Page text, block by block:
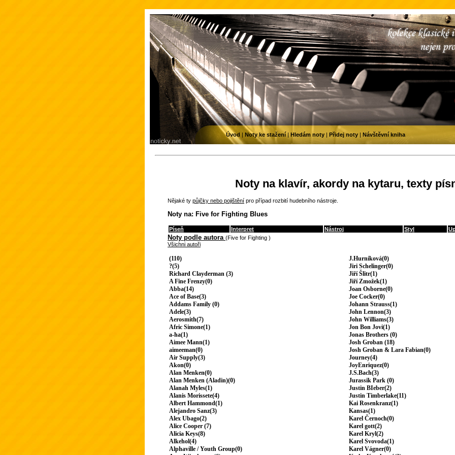
Noty na klavír, akordy na kytaru, texty
Nějaké ty půjčky nebo pojištění pro případ rozbití hudebního nástroje.
Noty na: Five for Fighting Blues
Píseň Interpret Nástroj Styl
Noty podle autora (Five for Fighting )
Všichni autoři
(110)
?(5)
Richard Clayderman (3)
A Fine Frenzy(0)
Abba(14)
Ace of Base(3)
Addams Family (0)
Adele(3)
Aerosmith(7)
Afric Simone(1)
a-ha(1)
Aimee Mann(1)
aimeeman(0)
Air Supply(3)
Akon(0)
Alan Menken(0)
Alan Menken (Aladin)(0)
Alanah Myles(1)
Alanis Morissete(4)
Albert Hammond(1)
Alejandro Sanz(3)
Alex Ubago(2)
Alice Cooper (7)
Alicia Keys(8)
Alkehol(4)
Alphaville / Youth Group(0)
J.Hurníková(0)
Jiri Schelinger(0)
Jiří Šlitr(1)
Jiří Zmožek(1)
Joan Osborne(0)
Joe Cocker(0)
Johann Strauss(1)
John Lennon(3)
John Williams(3)
Jon Bon Jovi(1)
Jonas Brothers (0)
Josh Groban (18)
Josh Groban & Lara Fabian(0)
Journey(4)
JoyEnriquez(0)
J.S.Bach(3)
Jurassik Park (0)
Justin BIeber(2)
Justin Timberlake(11)
Kai Rosenkranz(1)
Kansas(1)
Karel Černoch(0)
Karel gott(2)
Karel Kryl(2)
Karel Svovoda(1)
Karel Vágner(0)
Úvod | Noty ke stažení| Hledám noty | Přidej noty | Návštěvní kniha